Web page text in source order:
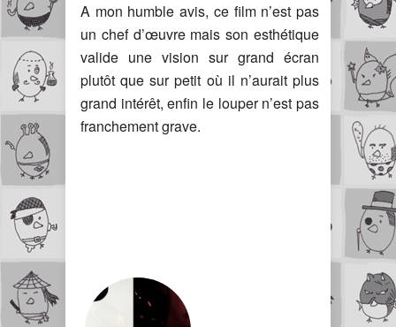
A mon humble avis, ce film n’est pas
un chef d’œuvre mais son esthétique
valide une vision sur grand écran
plutôt que sur petit où il n’aurait plus
grand intérêt, enfin le louper n’est pas
franchement grave.